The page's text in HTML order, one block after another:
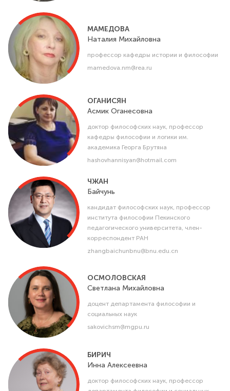
МАМЕДОВА
Наталия Михайловна
профессор кафедры истории и философии
mamedova.nm@rea.ru
ОГАНИСЯН
Асмик Оганесовна
доктор философских наук, профессор
кафедры философии и логики им.
академика Георга Брутяна
hashovhannisyan@hotmail.com
ЧЖАН
Байчунь
кандидат философских наук, профессор
института философии Пекинского
педагогического университета, член-
корреспондент РАН
zhangbaichunbnu@bnu.edu.cn
ОСМОЛОВСКАЯ
Светлана Михайловна
доцент департамента философии и
социальных наук
sakovichsm@mgpu.ru
БИРИЧ
Инна Алексеевна
доктор философских наук, профессор